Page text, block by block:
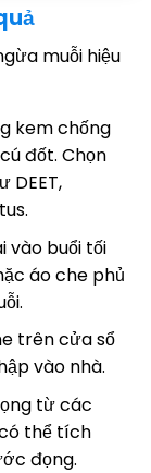
muỗi hiệu
kem chống
đốt. Chọn
DEET,
vào buổi tối
áo che phủ
trên cửa sổ
vào nhà.
từ các
thể tích
đọng.